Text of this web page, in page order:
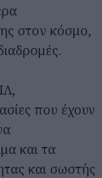
στον κόσμο,
που έχουν
και τα
και σωστής